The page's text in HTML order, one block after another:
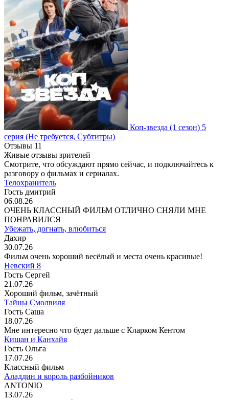
Коп-звезда (1 сезон) 5
серия (Не требуется, Субтитры)
Отзывы 11
Живые отзывы зрителей
Смотрите, что обсуждают прямо сейчас, и подключайтесь к
разговору о фильмах и сериалах.
Телохранитель
Гость дмитрий
06.08.26
ОЧЕНЬ КЛАССНЫЙ ФИЛЬМ ОТЛИЧНО СНЯЛИ МНЕ
ПОНРАВИЛСЯ
Убежать, догнать, влюбиться
Дахир
30.07.26
Фильм очень хороший весёлый и места очень красивые!
Невский 8
Гость Сергей
21.07.26
Хороший фильм, зачётный
Тайны Смолвиля
Гость Саша
18.07.26
Мне интересно что будет дальше с Кларком Кентом
Кишан и Канхайя
Гость Ольга
17.07.26
Классный фильм
Аладдин и король разбойников
ANTONIO
13.07.26